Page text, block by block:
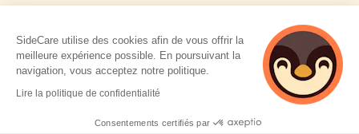
© 2026 SideCare. Tous droits réservés.
SideCare utilise des cookies afin de vous offrir la
meilleure expérience possible. En poursuivant la
navigation, vous acceptez notre politique.
Lire la politique de confidentialité
Consentements certifiés par
5 personnes
consultent
actuellement cette